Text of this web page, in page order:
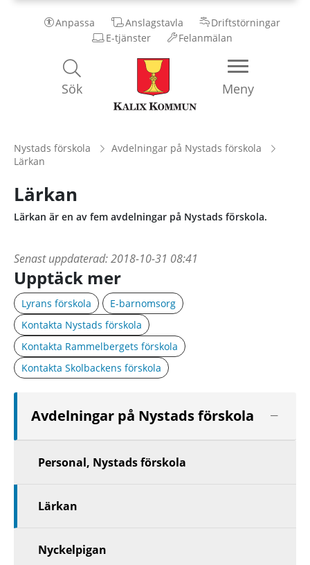
Anpassa Anslagstavla
Driftstörningar
E-tjänster
Felanmälan
Kalix
Kommun
Meny
Sök
Nystads förskola
Avdelningar på Nystads förskola
Lärkan
Lärkan
Lärkan är en av fem avdelningar på Nystads förskola.
Senast uppdaterad:2018-10-31 08:41
Upptäck mer
Lyrans förskola
E-barnomsorg
Kontakta Nystads förskola
Kontakta Rammelbergets förskola
Kontakta Skolbackens förskola
Avdelningar på Nystads förskola
Personal, Nystads förskola
Lärkan
Nyckelpigan